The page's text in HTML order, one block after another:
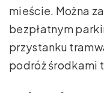
mieście. Można
bezpłatnym
przystanku
podróż środkami